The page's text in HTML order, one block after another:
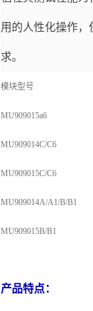
用的人性化操作，
求。
模块型号
MU909015a6
MU909014C/C6
MU909015C/C6
MU909014A/A1/B/B1
MU909015B/B1
产品特点：